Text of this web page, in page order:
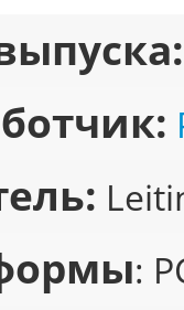
: